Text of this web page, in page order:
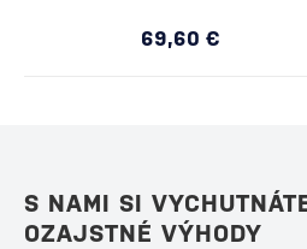
69,60 €
S NAMI SI
OZAJSTNÉ VÝHODY